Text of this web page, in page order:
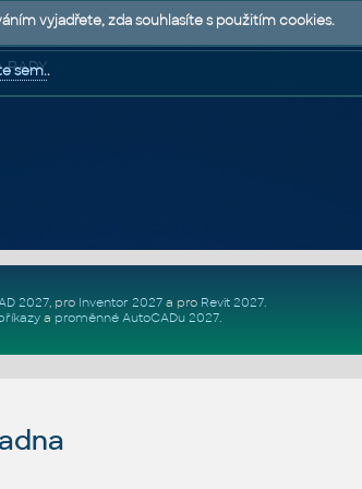
RADY
2027, pro Inventor 2027a pro Revit 2027.
a proměnné AutoCADu 2027.
vyjadřete, zda souhlasíte s použitím cookies.
sem..